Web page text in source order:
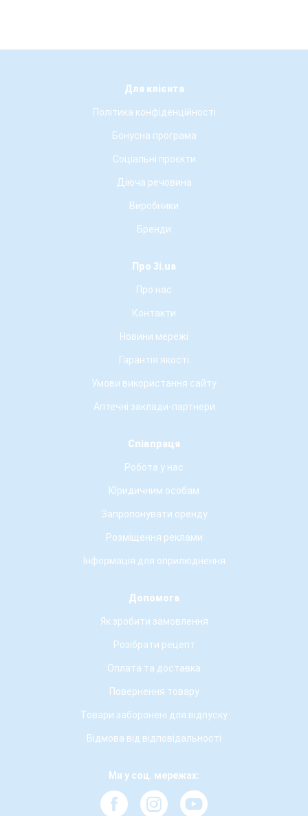
Для клієнта
Політика конфіденційності
Бонусна програма
Соціальні проєкти
Діюча речовина
Виробники
Бренди
Про 3i.ua
Про нас
Контакти
Новини мережі
Гарантія якості
Умови використання сайту
Аптечні заклади-партнери
Співпраця
Робота у нас
Юридичним особам
Запропонувати оренду
Розміщення реклами
Інформація для оприлюднення
Допомога
Як зробити замовлення
Розібрати рецепт
Оплата та доставка
Повернення товару
Товари заборонені для відпуску
Відмова від відповідальності
Ми у соц. мережах: